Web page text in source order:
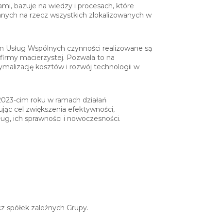
bazuje na wiedzy i procesach, które
na rzecz wszystkich zlokalizowanych w
Wspólnych czynności realizowane są
macierzystej. Pozwala to na
kosztów i rozwój technologii w
cim roku w ramach działań
cel zwiększenia efektywności,
ich sprawności i nowoczesności.
spółek zależnych Grupy.